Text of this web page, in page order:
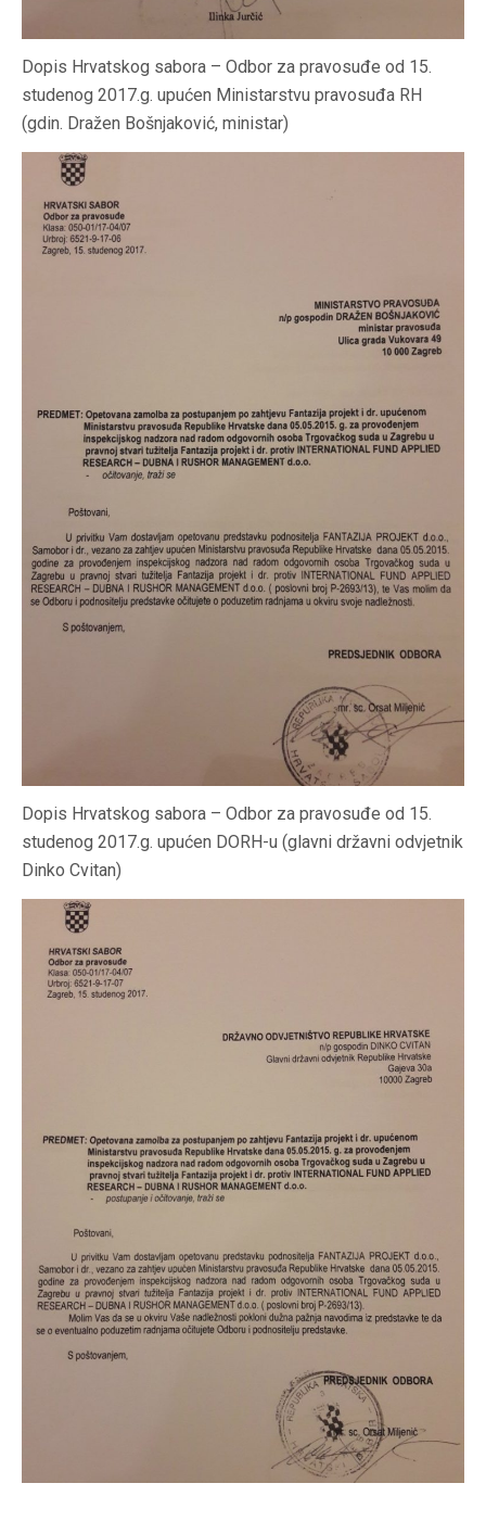
Dopis Hrvatskog sabora – Odbor za pravosuđe od 15.
studenog 2017.g. upućen Ministarstvu pravosuđa RH
(gdin. Dražen Bošnjaković, ministar)
Dopis Hrvatskog sabora – Odbor za pravosuđe od 15.
studenog 2017.g. upućen DORH-u (glavni državni odvjetnik
Dinko Cvitan)